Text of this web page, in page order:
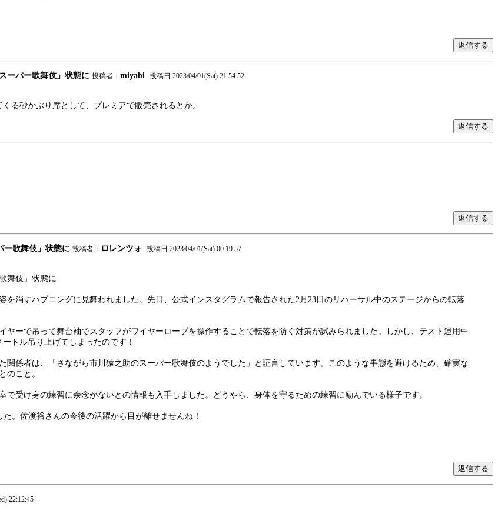
ーパー歌舞伎」状態に 投稿者： miyabi 投稿日:2023/04/01(Sat) 21:54:52
る砂かぶり席として、プレミアで販売されるとか。
ー歌舞伎」状態に 投稿者： ロレンツォ 投稿日:2023/04/01(Sat) 00:19:57
舞伎」状態に
消すハプニングに見舞われました。先日、公式インスタグラムで報告された2月23日のリハーサル中のステージからの転落
ヤーで吊って舞台袖でスタッフがワイヤーロープを操作することで転落を防ぐ対策が試みられました。しかし、テスト運用中
トル吊り上げてしまったのです！
係者は、「さながら市川猿之助のスーパー歌舞伎のようでした」と証言しています。このような事態を避けるため、確実な
のこと。
受け身の練習に余念がないとの情報も入手しました。どうやら、身体を守るための練習に励んでいる様子です。
。佐渡裕さんの今後の活躍から目が離せませんね！
22:12:45